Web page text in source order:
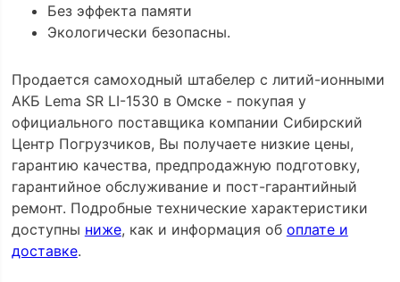
Без эффекта памяти
Экологически безопасны.
Продается самоходный штабелер с литий-ионными
АКБ Lema SR LI-1530 в Омске - покупая у
официального поставщика компании Сибирский
Центр Погрузчиков, Вы получаете низкие цены,
гарантию качества, предпродажную подготовку,
гарантийное обслуживание и пост-гарантийный
ремонт. Подробные технические характеристики
доступны ниже, как и информация об оплате и
доставке.